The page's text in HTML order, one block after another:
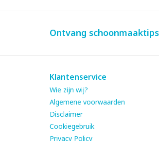
Ontvang
Klantenservice
Wie zijn wij?
Algemene voorwaarden
Disclaimer
Cookiegebruik
Privacy Policy